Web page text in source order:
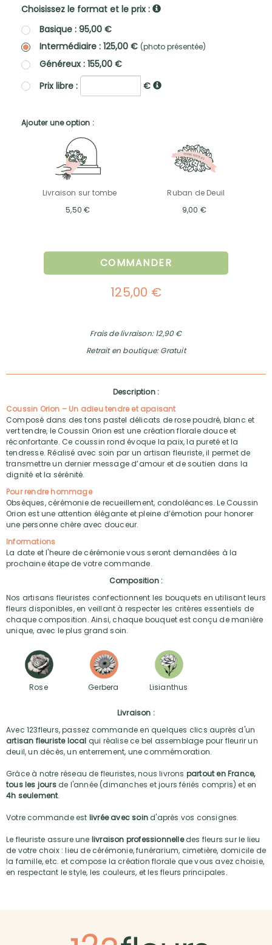
Choisissez le format et le prix :
Basique : 95,00 €
Intermédiaire : 125,00 € (photo présentée)
Généreux : 155,00 €
Prix libre :
€
Ajouter une option :
Livraison sur tombe
5,50 €
Ruban de Deuil
9,00 €
COMMANDER
125,00 €
Frais de livraison: 12,90 €
Retrait en boutique: Gratuit
Description :
Coussin Orion – Un adieu tendre et apaisant
Composé dans des tons pastel délicats de rose poudré, blanc et
vert tendre, le Coussin Orion est une création florale douce et
réconfortante. Ce coussin rond évoque la paix, la pureté et la
tendresse. Réalisé avec soin par un artisan fleuriste, il permet de
transmettre un dernier message d’amour et de soutien dans la
dignité et la sérénité.
Pour rendre hommage
Obsèques, cérémonie de recueillement, condoléances. Le Coussin
Orion est une attention élégante et pleine d’émotion pour honorer
une personne chère avec douceur.
Informations
La date et l'heure de cérémonie vous seront demandées à la
prochaine étape de votre commande.
Composition :
Nos artisans fleuristes confectionnent les bouquets en utilisant leurs
fleurs disponibles, en veillant à respecter les critères essentiels de
chaque composition. Ainsi, chaque bouquet est conçu de manière
unique, avec le plus grand soin.
Rose Gerbera Lisianthus
Livraison :
Avec 123fleurs, passez commande en quelques clics auprès d'un
artisan fleuriste local qui réalise ce bel assemblage pour fleurir un
deuil, un décès, un enterrement, une commémoration.
Grâce à notre réseau de fleuristes, nous livrons partout en France,
tous les joursde l'année (dimanches et jours fériés compris) et en
4h seulement.
Votre commande est livrée avec soind'après vos consignes.
Le fleuriste assure une livraison professionnelledes fleurs sur le lieu
de votre choix : lieu de cérémonie, funérarium, cimetière, domicile de
la famille, etc. et compose la création florale que vous avez choisie,
en respectant le style, les couleurs, et les fleurs principales.